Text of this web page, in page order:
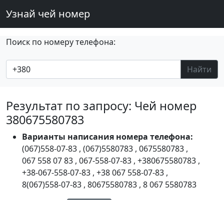
Узнай чей номер
Поиск по номеру телефона:
Найти
Результат по запросу: Чей номер
380675580783
Варианты написания номера телефона:
(067)558-07-83 , (067)5580783 , 0675580783 ,
067 558 07 83 , 067-558-07-83 , +380675580783 ,
+38-067-558-07-83 , +38 067 558-07-83 ,
8(067)558-07-83 , 80675580783 , 8 067 5580783